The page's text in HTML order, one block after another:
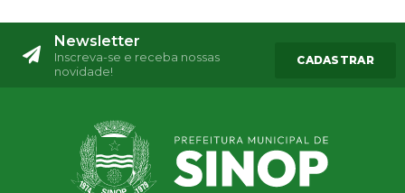
Newsletter
Inscreva-se e receba nossas
novidade!
CADASTRAR